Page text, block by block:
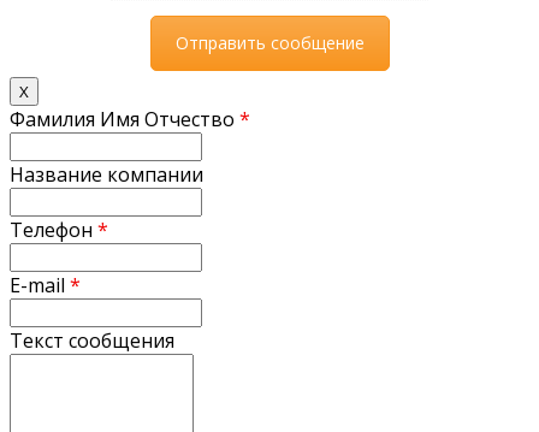
X
Фамилия Имя Отчество *
Название компании
Телефон *
E-mail *
Текст сообщения